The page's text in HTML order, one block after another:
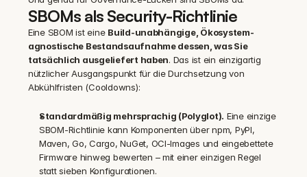
SBOMs als Security-Richtlinie
Eine SBOM ist eine Build-unabhängige, Ökosystem-
agnostische Bestandsaufnahme dessen, was Sie
tatsächlich ausgeliefert haben. Das ist ein einzigartig
nützlicher Ausgangspunkt für die Durchsetzung von
Abkühlfristen (Cooldowns):
Standardmäßig mehrsprachig (Polyglot). Eine einzige
SBOM-Richtlinie kann Komponenten über npm, PyPI,
Maven, Go, Cargo, NuGet, OCI-Images und eingebettete
Firmware hinweg bewerten – mit einer einzigen Regel
statt sieben Konfigurationen.